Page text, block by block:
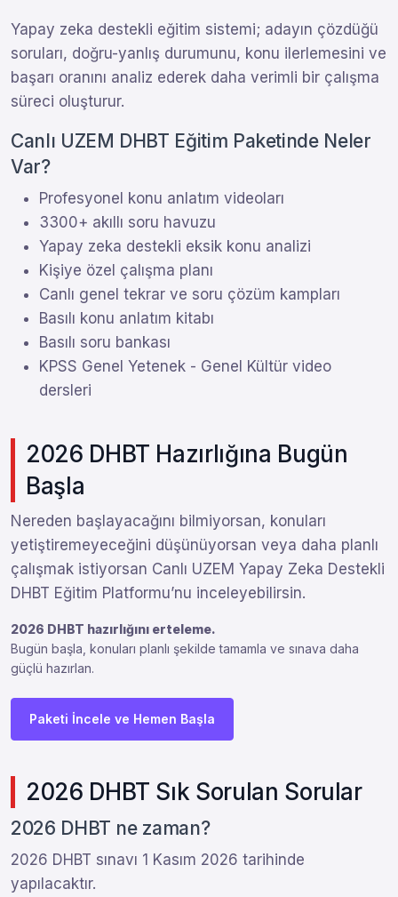
Yapay zeka destekli eğitim sistemi; adayın çözdüğü
soruları, doğru-yanlış durumunu, konu ilerlemesini ve
başarı oranını analiz ederek daha verimli bir çalışma
süreci oluşturur.
Canlı UZEM DHBT Eğitim Paketinde Neler
Var?
Profesyonel konu anlatım videoları
3300+ akıllı soru havuzu
Yapay zeka destekli eksik konu analizi
Kişiye özel çalışma planı
Canlı genel tekrar ve soru çözüm kampları
Basılı konu anlatım kitabı
Basılı soru bankası
KPSS Genel Yetenek - Genel Kültür video
dersleri
2026 DHBT Hazırlığına Bugün
Başla
Nereden başlayacağını bilmiyorsan, konuları
yetiştiremeyeceğini düşünüyorsan veya daha planlı
çalışmak istiyorsan Canlı UZEM Yapay Zeka Destekli
DHBT Eğitim Platformu’nu inceleyebilirsin.
2026 DHBT hazırlığını erteleme.
Bugün başla, konuları planlı şekilde tamamla ve sınava daha
güçlü hazırlan.
Paketi İncele ve Hemen Başla
2026 DHBT Sık Sorulan Sorular
2026 DHBT ne zaman?
2026 DHBT sınavı 1 Kasım 2026 tarihinde
yapılacaktır.